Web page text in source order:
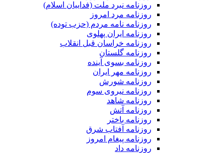
روزنامه نبرد ملت (فداییان اسلام)
روزنامه مرد امروز
روزنامه نامه مردم (حزب توده)
روزنامه ایران پهلوی
روزنامه خراسان قبل انقلاب
روزنامه گلستان
روزنامه بسوی آینده
روزنامه مهر ایران
روزنامه شورش
روزنامه نیروی سوم
روزنامه شاهد
روزنامه آتش
روزنامه باختر
روزنامه آفتاب شرق
روزنامه پیغام امروز
روزنامه داد